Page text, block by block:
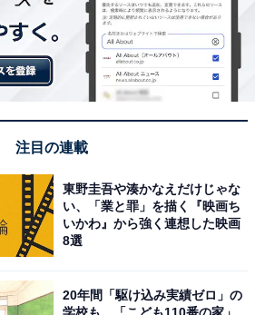
注目の連載
東野圭吾や湊かなえだけじゃな
い、「業と罪」を描く『映画ち
いかわ』から強く連想した映画
8選
20年間「駆け込み実績ゼロ」の